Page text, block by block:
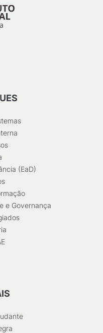
(EaD)
e Governança